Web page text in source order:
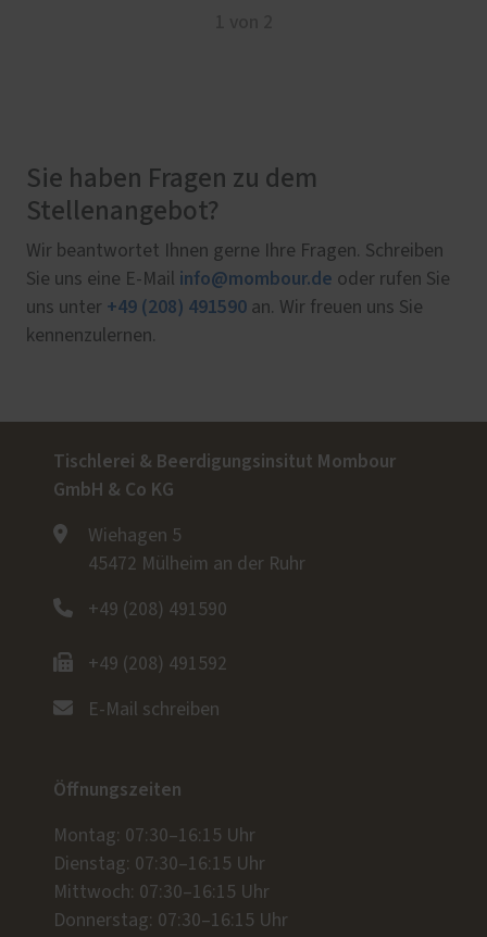
Sie haben Fragen zu dem
Stellenangebot?
Wir beantwortet Ihnen gerne Ihre Fragen. Schreiben
Sie uns eine E-Mail info@mombour.de oder rufen Sie
uns unter +49 (208) 491590 an. Wir freuen uns Sie
kennenzulernen.
Tischlerei & Beerdigungsinsitut Mombour
GmbH & Co KG
Wiehagen 5
45472 Mülheim an der Ruhr
+49 (208) 491590
+49 (208) 491592
E-Mail schreiben
Öffnungszeiten
Montag: 07:30–16:15 Uhr
Dienstag: 07:30–16:15 Uhr
Mittwoch: 07:30–16:15 Uhr
Donnerstag: 07:30–16:15 Uhr